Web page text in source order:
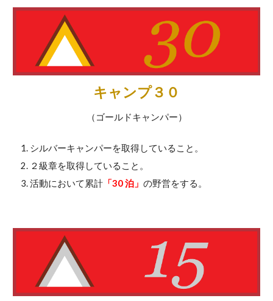
キャンプ３０
（ゴールドキャンパー）
シルバーキャンパーを取得していること。
２級章を取得していること。
活動において累計 「30 泊」の野営をする。